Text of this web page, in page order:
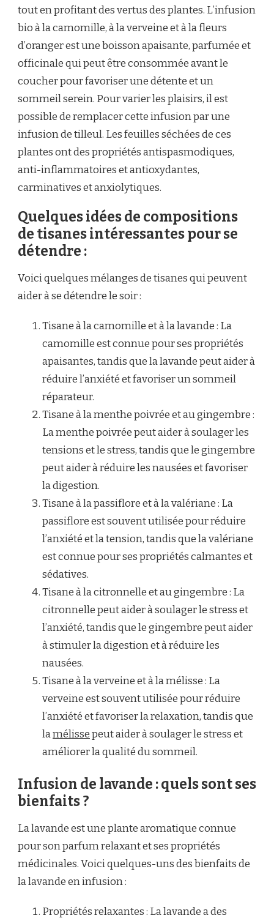
tout en profitant des vertus des plantes. L’infusion
bio à la camomille, à la verveine et à la fleurs
d’oranger est une boisson apaisante, parfumée et
officinale qui peut être consommée avant le
coucher pour favoriser une détente et un
sommeil serein. Pour varier les plaisirs, il est
possible de remplacer cette infusion par une
infusion de tilleul. Les feuilles séchées de ces
plantes ont des propriétés antispasmodiques,
anti-inflammatoires et antioxydantes,
carminatives et anxiolytiques.
Quelques idées de compositions
de tisanes intéressantes pour se
détendre :
Voici quelques mélanges de tisanes qui peuvent
aider à se détendre le soir :
Tisane à la camomille et à la lavande : La
camomille est connue pour ses propriétés
apaisantes, tandis que la lavande peut aider à
réduire l’anxiété et favoriser un sommeil
réparateur.
Tisane à la menthe poivrée et au gingembre :
La menthe poivrée peut aider à soulager les
tensions et le stress, tandis que le gingembre
peut aider à réduire les nausées et favoriser
la digestion.
Tisane à la passiflore et à la valériane : La
passiflore est souvent utilisée pour réduire
l’anxiété et la tension, tandis que la valériane
est connue pour ses propriétés calmantes et
sédatives.
Tisane à la citronnelle et au gingembre : La
citronnelle peut aider à soulager le stress et
l’anxiété, tandis que le gingembre peut aider
à stimuler la digestion et à réduire les
nausées.
Tisane à la verveine et à la mélisse : La
verveine est souvent utilisée pour réduire
l’anxiété et favoriser la relaxation, tandis que
lamélissepeut aider à soulager le stress et
améliorer la qualité du sommeil.
Infusion de lavande : quels sont ses
bienfaits ?
La lavande est une plante aromatique connue
pour son parfum relaxant et ses propriétés
médicinales. Voici quelques-uns des bienfaits de
la lavande en infusion :
Propriétés relaxantes : La lavande a des